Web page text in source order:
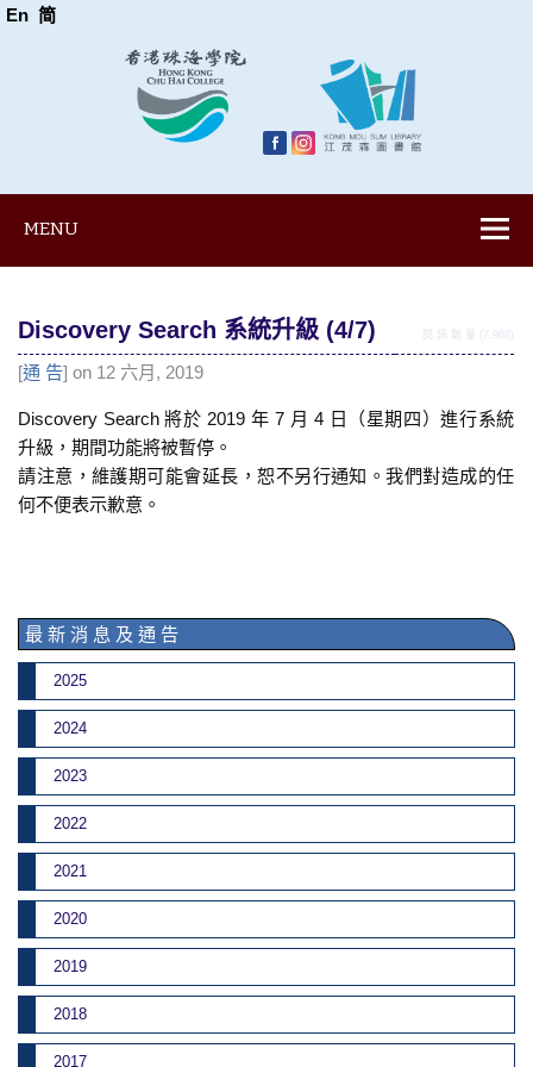
En 简
MENU
Discovery Search 系統升級 (4/7) 閱 讀 數 量 (7,968)
[通 告] on 12 六月, 2019
Discovery Search 將於 2019 年 7 月 4 日（星期四）進行系統
升級，期間功能將被暫停。
請注意，維護期可能會延長，恕不另行通知。我們對造成的任
何不便表示歉意。
最 新 消 息 及 通 告
2025
2024
2023
2022
2021
2020
2019
2018
2017